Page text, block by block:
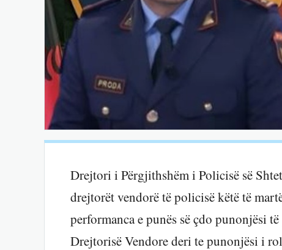
Drejtori i Përgjithshëm i Policisë së
drejtorët vendorë të policisë këtë të
performanca e punës së çdo punonjësi
Drejtorisë Vendore deri te punonjësi i